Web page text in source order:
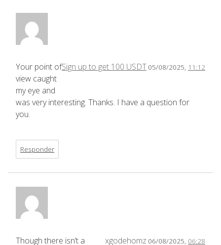
Sign up to get 100 USDT 05/08/2025, 11:12
Your point of
view caught
my eye and
was very interesting. Thanks. I have a question for
you.
Responder
xgodehomz 06/08/2025, 06:28
Though there isn’t a